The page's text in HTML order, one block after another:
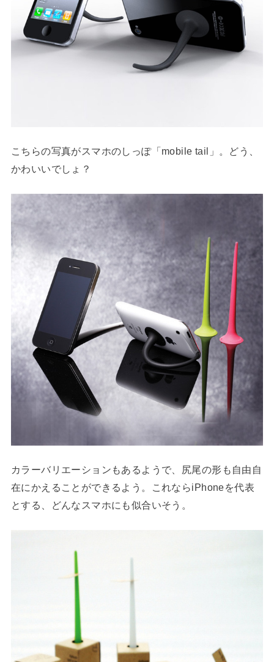
こちらの写真がスマホのしっぽ「mobile tail」。どう、
かわいいでしょ？
カラーバリエーションもあるようで、尻尾の形も自由自
在にかえることができるよう。これならiPhoneを代表
とする、どんなスマホにも似合いそう。